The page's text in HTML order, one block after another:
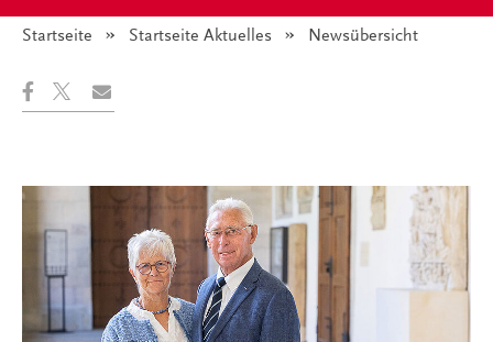
Startseite Startseite Aktuelles Angezeigt:
Newsübersicht